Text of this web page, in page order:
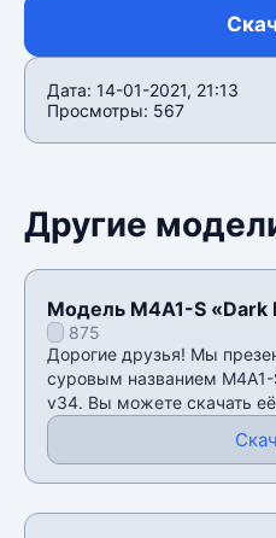
Дата: 14-01-2021, 21:13
Просмотры: 567
Другие
Модель M4A1-S «Dark
875
Дорогие друзья! Мы
суровым названием M4A1-
v34. Вы можете скачать